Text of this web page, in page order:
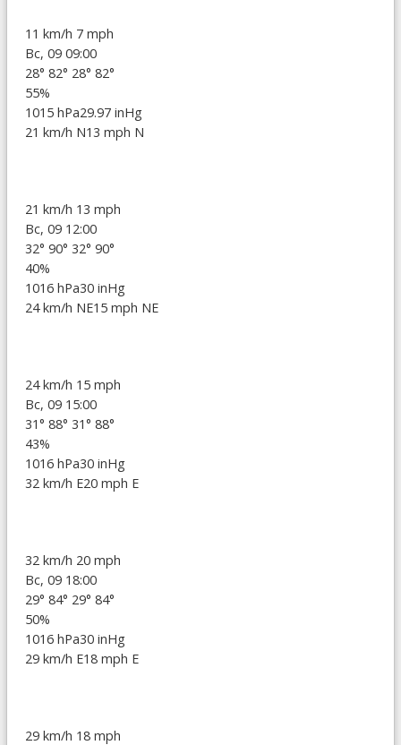
11 km/h 7 mph
Вс, 09 09:00
28° 82° 28° 82°
55%
1015 hPa29.97 inHg
21 km/h N13 mph N
21 km/h 13 mph
Вс, 09 12:00
32° 90° 32° 90°
40%
1016 hPa30 inHg
24 km/h NE15 mph NE
24 km/h 15 mph
Вс, 09 15:00
31° 88° 31° 88°
43%
1016 hPa30 inHg
32 km/h E20 mph E
32 km/h 20 mph
Вс, 09 18:00
29° 84° 29° 84°
50%
1016 hPa30 inHg
29 km/h E18 mph E
29 km/h 18 mph